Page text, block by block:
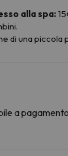
alla spa:
di una piccola
a